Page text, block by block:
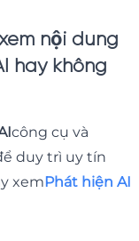
nội dung
hay không
công cụ và
duy trì uy tín
xemPhát hiện AI